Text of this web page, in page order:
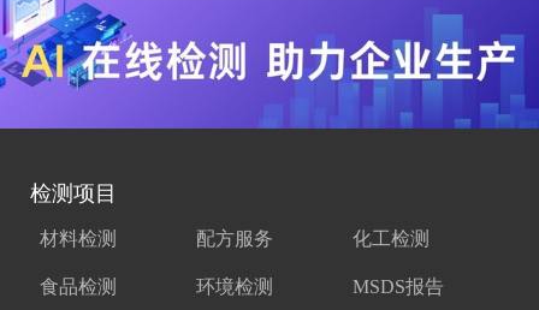
检测项目
材料检测 配方服务 化工检测
食品检测 环境检测 MSDS报告